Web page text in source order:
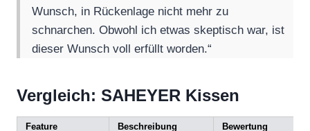
Wunsch, in Rückenlage nicht mehr zu
schnarchen. Obwohl ich etwas skeptisch war, ist
dieser Wunsch voll erfüllt worden.“
Vergleich: SAHEYER Kissen
Feature Beschreibung Bewertung